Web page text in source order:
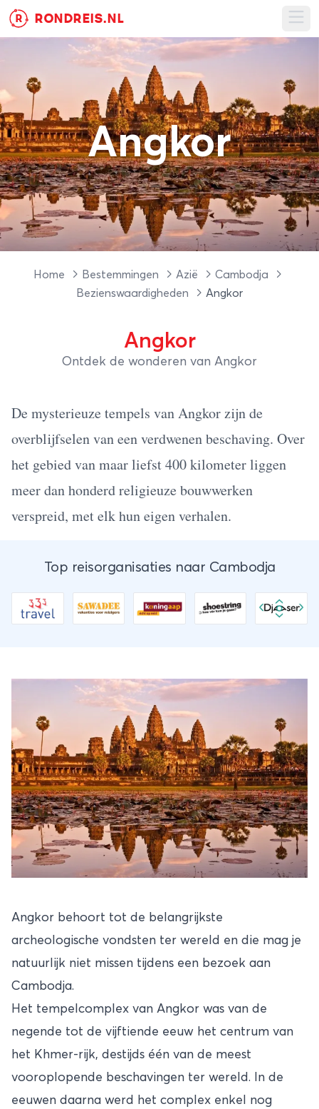
R RONDREIS.NL
Angkor
Home Bestemmingen Azië
Cambodja
Bezienswaardigheden
Angkor
Angkor
Ontdek de wonderen van Angkor
De mysterieuze tempels van Angkor zijn de
overblijfselen van een verdwenen beschaving. Over
het gebied van maar liefst 400 kilometer liggen
meer dan honderd religieuze bouwwerken
verspreid, met elk hun eigen verhalen.
Top reisorganisaties naar Cambodja
Angkor behoort tot de belangrijkste
archeologische vondsten ter wereld en die mag je
natuurlijk niet missen tijdens een bezoek aan
Cambodja.
Het tempelcomplex van Angkor was van de
negende tot de vijftiende eeuw het centrum van
het Khmer-rijk, destijds één van de meest
vooroplopende beschavingen ter wereld. In de
eeuwen daarna werd het complex enkel nog